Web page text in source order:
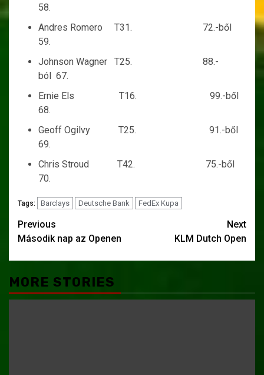
58.
Andres Romero T31. 72.-ből
59.
Johnson Wagner T25. 88.-
ból 67.
Ernie Els T16. 99.-ből
68.
Geoff Ogilvy T25. 91.-ből
69.
Chris Stroud T42. 75.-ből
70.
Tags: Barclays Deutsche Bank FedEx Kupa
Post
navigation
Previous
Második nap az Openen
Next
KLM Dutch Open
MORE STORIES